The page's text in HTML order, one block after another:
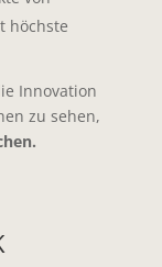
höchste
Innovation
zu sehen,